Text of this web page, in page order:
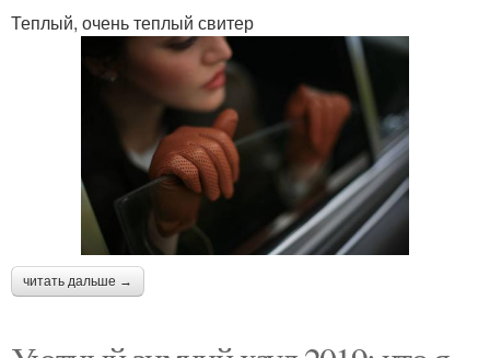
Теплый, очень теплый свитер
читать дальше →